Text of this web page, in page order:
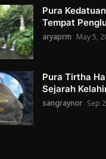
Pura
Tempat
aryaprm May 5,
Pura Tirtha
Sejarah
sangraynor Sep